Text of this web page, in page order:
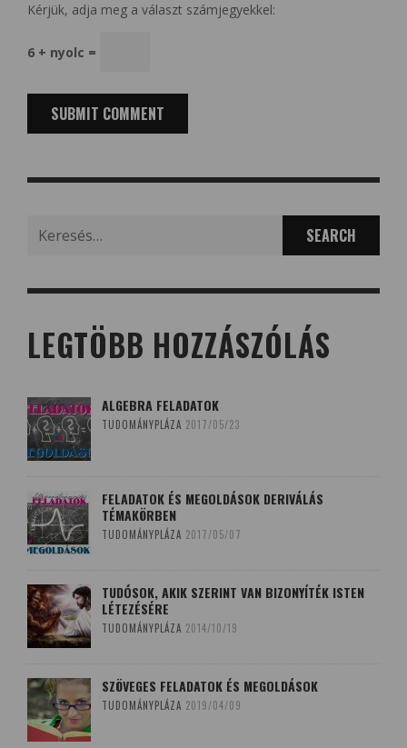
Kérjük, adja meg a választ számjegyekkel:
6 + nyolc =
LEGTÖBB HOZZÁSZÓLÁS
ALGEBRA FELADATOK
TUDOMÁNYPLÁZA 2017/05/23
FELADATOK ÉS MEGOLDÁSOK DERIVÁLÁS
TÉMAKÖRBEN
TUDOMÁNYPLÁZA 2017/05/07
TUDÓSOK, AKIK SZERINT VAN BIZONYÍTÉK ISTEN
LÉTEZÉSÉRE
TUDOMÁNYPLÁZA 2014/10/19
SZÖVEGES FELADATOK ÉS MEGOLDÁSOK
TUDOMÁNYPLÁZA 2019/04/09